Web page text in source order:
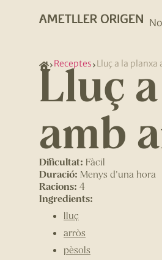
Receptes Lluç a la planxa
Lluç
amb
Dificultat: Fàcil
Duració: Menys d'una hora
Racions: 4
Ingredients:
lluç
arròs
pèsols